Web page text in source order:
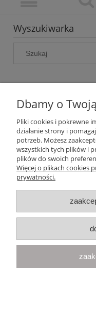
Wyszukiwarka
Ten produkt jest
|
pomorskie | telefon:668
Dbamy o
Pliki cookies i pokrewne
działanie strony i
potrzeb. Możesz
wszystkich tych plików i
plików do swoich
Więcej o plikach cookies
prywatności.